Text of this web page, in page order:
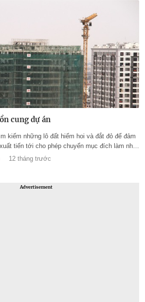
cung dự án
kiếm những lô đất hiếm hoi và đắt đỏ để đảm
tiến tới cho phép chuyển mục đích làm nhà
có đất ở tại dự thảo Luật Đất đai 2024 sửa đổi
12 tháng trước
Advertisement